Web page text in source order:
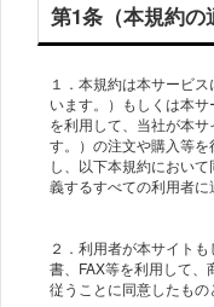
第1条（本規約の
１．本規約は本サービ
います。）もしくは本
を利用して、当社が本
す。）の注文や購入等
し、以下本規約におい
義するすべての利用者に
２．利用者が本サイト
書、FAX等を利用して
従うことに同意したもの